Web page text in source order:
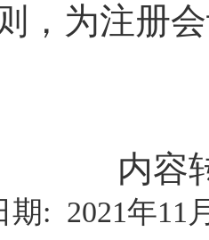
，为注册
内容
期: 2021年11